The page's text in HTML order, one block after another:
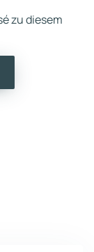
zu diesem